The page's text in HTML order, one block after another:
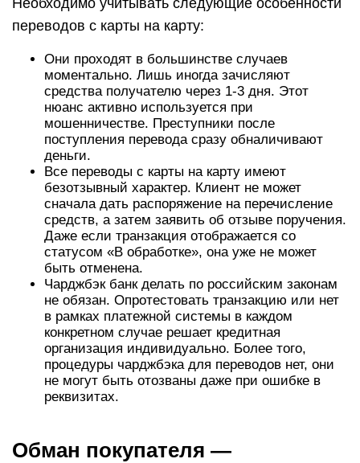
Необходимо учитывать следующие особенности
переводов с карты на карту:
Они проходят в большинстве случаев
моментально. Лишь иногда зачисляют
средства получателю через 1-3 дня. Этот
нюанс активно используется при
мошенничестве. Преступники после
поступления перевода сразу обналичивают
деньги.
Все переводы с карты на карту имеют
безотзывный характер. Клиент не может
сначала дать распоряжение на перечисление
средств, а затем заявить об отзыве поручения.
Даже если транзакция отображается со
статусом «В обработке», она уже не может
быть отменена.
Чарджбэк банк делать по российским законам
не обязан. Опротестовать транзакцию или нет
в рамках платежной системы в каждом
конкретном случае решает кредитная
организация индивидуально. Более того,
процедуры чарджбэка для переводов нет, они
не могут быть отозваны даже при ошибке в
реквизитах.
Обман покупателя —